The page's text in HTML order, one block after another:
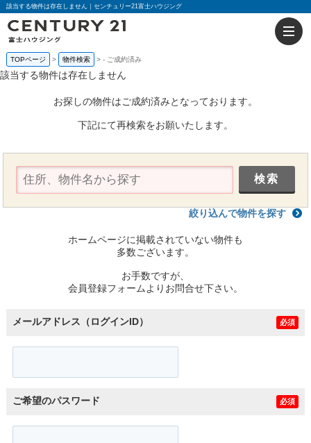
該当する物件は存在しません｜センチュリー21富士ハウジング
TOPページ 物件検索 - ご成約済み
該当する物件は存在しません
お探しの物件はご成約済みとなっております。
下記にて再検索をお願いたします。
絞り込んで物件を探す
ホームページに掲載されていない物件も
多数ございます。
お手数ですが、
会員登録フォームよりお問合せ下さい。
メールアドレス（ログインID） 必須
ご希望のパスワード 必須